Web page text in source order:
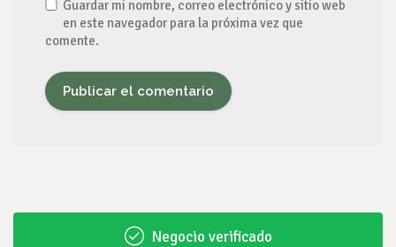
Guardar mi nombre, correo electrónico y sitio web
en este navegador para la próxima vez que
comente.
Negocio verificado